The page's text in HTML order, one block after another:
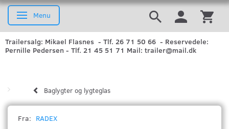
Skifte navigation
Menu
Trailersalg: Mikael Flasnes - Tlf. 26 71 50 66 - Reservedele:
Pernille Pedersen - Tlf. 21 45 51 71 Mail: trailer@mail.dk
Baglygter og lygteglas
Fra: RADEX